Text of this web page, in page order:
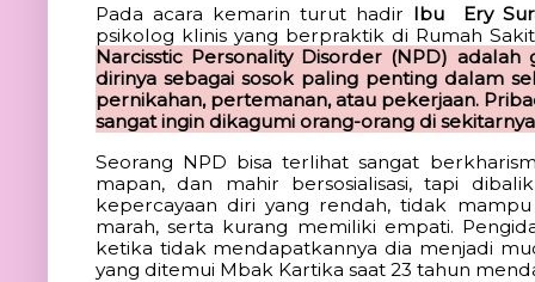
Pada acara kemarin turut hadir Ibu
Ery
psikolog klinis yang
Narcisstic Personality Disorder (NPD)
dirinya sebagai sosok paling penting dalam
pernikahan, pertemanan, atau pekerjaan.
sangat ingin dikagumi orang-orang di
Seorang NPD bisa terlihat sangat
mapan, dan mahir bersosialisasi, tapi dibalik
kepercayaan diri yang rendah, tidak
marah, serta kurang memiliki empati. P
ketika tidak mendapatkannya dia menjadi
yang ditemui Mbak Kartika saat 23 tahun